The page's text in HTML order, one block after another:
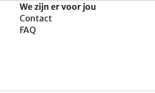
We zijn er voor jou
Contact
FAQ